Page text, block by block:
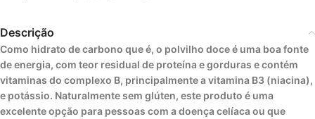
Descrição
Como hidrato de carbono que é, o polvilho doce é uma boa fonte
de energia, com teor residual de proteína e gorduras e contém
vitaminas do complexo B, principalmente a vitamina B3 (niacina),
e potássio. Naturalmente sem glúten, este produto é uma
excelente opção para pessoas com a doença celíaca ou que